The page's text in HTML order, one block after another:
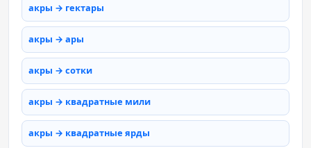
акры → гектары
акры → ары
акры → сотки
акры → квадратные мили
акры → квадратные ярды